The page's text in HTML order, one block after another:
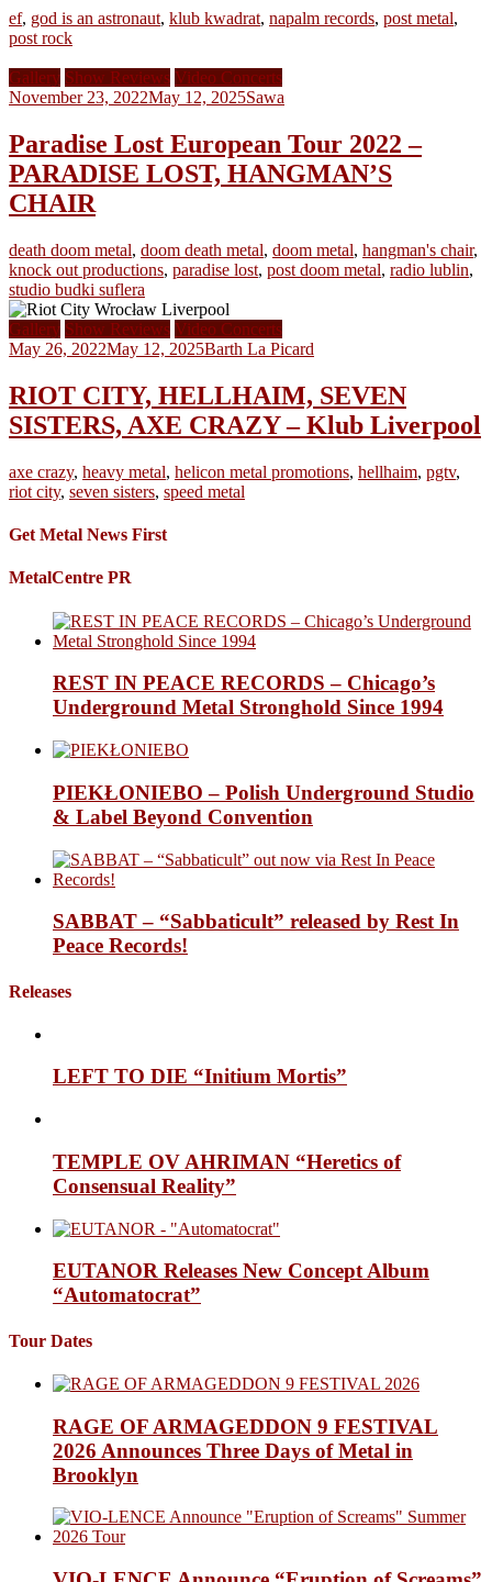
ef, god is an astronaut, klub kwadrat, napalm records, post metal,
post rock
Gallery Show Reviews Video Concerts
November 23, 2022May 12, 2025Sawa
Paradise Lost European Tour 2022 –
PARADISE LOST, HANGMAN’S
CHAIR
death doom metal, doom death metal, doom metal, hangman's chair,
knock out productions, paradise lost, post doom metal, radio lublin,
studio budki suflera
Gallery Show Reviews Video Concerts
May 26, 2022May 12, 2025Barth La Picard
RIOT CITY, HELLHAIM, SEVEN
SISTERS, AXE CRAZY – Klub Liverpool
axe crazy, heavy metal, helicon metal promotions, hellhaim, pgtv,
riot city, seven sisters, speed metal
Get Metal News First
MetalCentre PR
REST IN PEACE RECORDS – Chicago’s
Underground Metal Stronghold Since 1994
PIEKŁONIEBO – Polish Underground Studio
& Label Beyond Convention
SABBAT – “Sabbaticult” released by Rest In
Peace Records!
Releases
LEFT TO DIE “Initium Mortis”
TEMPLE OV AHRIMAN “Heretics of
Consensual Reality”
EUTANOR Releases New Concept Album
“Automatocrat”
Tour Dates
RAGE OF ARMAGEDDON 9 FESTIVAL
2026 Announces Three Days of Metal in
Brooklyn